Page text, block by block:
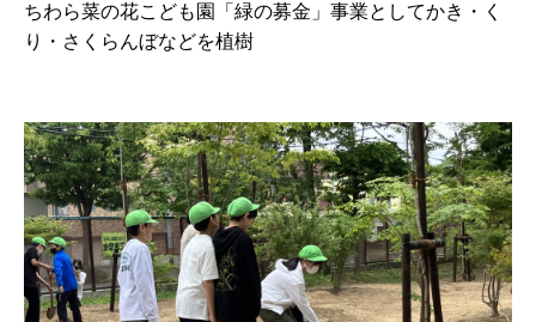
ちわら菜の花こども園「緑の募金」事業としてかき・く
り・さくらんぼなどを植樹